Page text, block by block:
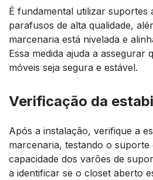
É fundamental utilizar suportes
parafusos de alta qualidade,
marcenaria está nivelada e
Essa medida ajuda a assegurar
móveis seja segura e estável.
Verificação da
Após a instalação, verifique a
marcenaria, testando o suporte
capacidade dos varões de
a identificar se o closet aberto